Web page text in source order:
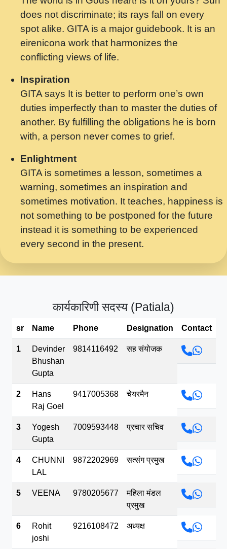
मन अशांत मंत्र जाप - गीता प्रेरणा -Swami
Gyananand Ji Maharaj.mp3
मन बध लय परम वल कगन Special Shyam
Saawariya.mp3
मर गनय न अपरध लडडल शर रध.... Shri
ravinandan shastri ji maharaj.mp3
मेरे मन हरी का ध्यान लगा - भजन भाव - 2018 -
Rishikesh - Swami Gyananand Ji
Maharaj.mp3
यह हसरत तलब ह नकज कमर Yahi Hasraten
Talab Hai Bhav Pravah #bhajan.mp3
लडल ज बल ल क ज न लग Sadhvi Purnima Ji
7.9.2021 जवल नगर दलल #बसर.mp3
सख भ मझ पयर ह दख भ मझ पयर ह!छड म कस दत
सपरहट भजन 2021 - तर अखय ह जद भर बहर ज म
सपरहट शयम भजन - जय जय शयम जय जय शयम
भव.mp3
does not discriminate; its rays fall on every
spot alike. GITA is a major guidebook. It is an
eirenicona work that harmonizes the
conflicting views of life.
Inspiration
GITA says It is better to perform one’s own
duties imperfectly than to master the duties of
another. By fulfilling the obligations he is born
with, a person never comes to grief.
Enlightment
GITA is sometimes a lesson, sometimes a
warning, sometimes an inspiration and
sometimes motivation. It teaches, happiness is
not something to be postponed for the future
instead it is something to be experienced
every second in the present.
कार्यकारिणी सदस्य (Patiala)
sr Name Phone Designation Contact
1
Devinder
Bhushan
Gupta
9814116492 सह संयोजक
2
Hans
Raj Goel
9417005368 चेयरमैन
3
Yogesh
Gupta
7009593448 प्रचार सचिव
4
CHUNNI
LAL
9872202969 सत्संग प्रमुख
5 VEENA 9780205677
महिला मंडल
प्रमुख
6
Rohit
joshi
9216108472 अध्यक्ष